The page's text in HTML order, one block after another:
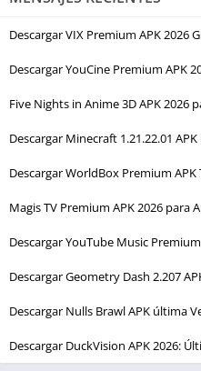
Descargar VIX Premium APK 2026
Descargar YouCine Premium APK
Five Nights in Anime 3D APK 2026
Descargar Minecraft 1.21.22.01
Descargar WorldBox Premium
Magis TV Premium APK 2026 para
Descargar YouTube Music
Descargar Geometry Dash 2.207
Descargar Nulls Brawl APK última
Descargar DuckVision APK 2026: